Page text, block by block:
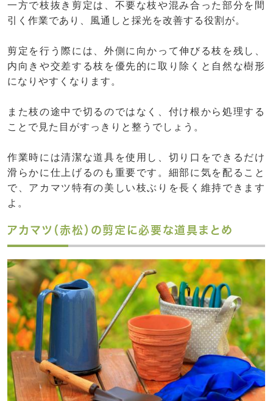
一方で枝抜き剪定は、不要な枝や混み合った部分を間
引く作業であり、風通しと採光を改善する役割が。
剪定を行う際には、外側に向かって伸びる枝を残し、
内向きや交差する枝を優先的に取り除くと自然な樹形
になりやすくなります。
また枝の途中で切るのではなく、付け根から処理する
ことで見た目がすっきりと整うでしょう。
作業時には清潔な道具を使用し、切り口をできるだけ
滑らかに仕上げるのも重要です。細部に気を配ること
で、アカマツ特有の美しい枝ぶりを長く維持できます
よ。
アカマツ（赤松）の剪定に必要な道具まとめ